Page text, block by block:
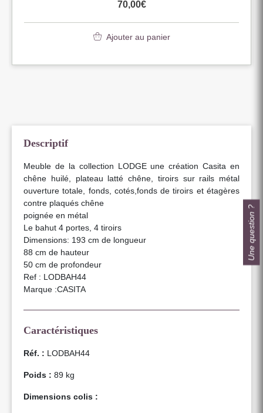
70,00€
Ajouter au panier
Descriptif
Meuble de la collection LODGE une création Casita en
chêne huilé, plateau latté chêne, tiroirs sur rails métal
ouverture totale, fonds, cotés,fonds de tiroirs et étagères
contre plaqués chêne
poignée en métal
Le bahut 4 portes, 4 tiroirs
Dimensions: 193 cm de longueur
88 cm de hauteur
50 cm de profondeur
Ref : LODBAH44
Marque :CASITA
Caractéristiques
Réf. : LODBAH44
Poids : 89 kg
Dimensions colis :
Une question ?